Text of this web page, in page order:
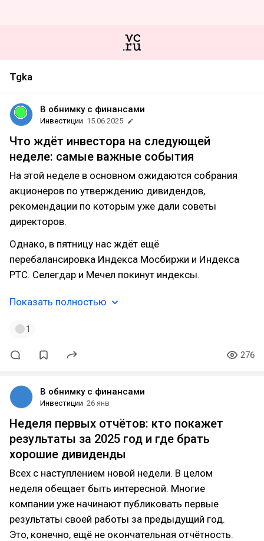
Tgka
В обнимку с финансами
Инвестиции 15.06.2025
Что ждёт инвестора на следующей
неделе: самые важные события
На этой неделе в основном ожидаются собрания
акционеров по утверждению дивидендов,
рекомендации по которым уже дали советы
директоров.
Однако, в пятницу нас ждёт ещё
перебалансировка Индекса Мосбиржи и Индекса
РТС. Селегдар и Мечел покинут индексы.
Показать полностью
1
276
В обнимку с финансами
Инвестиции 26 янв
Неделя первых отчётов: кто покажет
результаты за 2025 год и где брать
хорошие дивиденды
Всех с наступлением новой недели. В целом
неделя обещает быть интересной. Многие
компании уже начинают публиковать первые
результаты своей работы за предыдущий год.
Это, конечно, ещё не окончательная отчётность.